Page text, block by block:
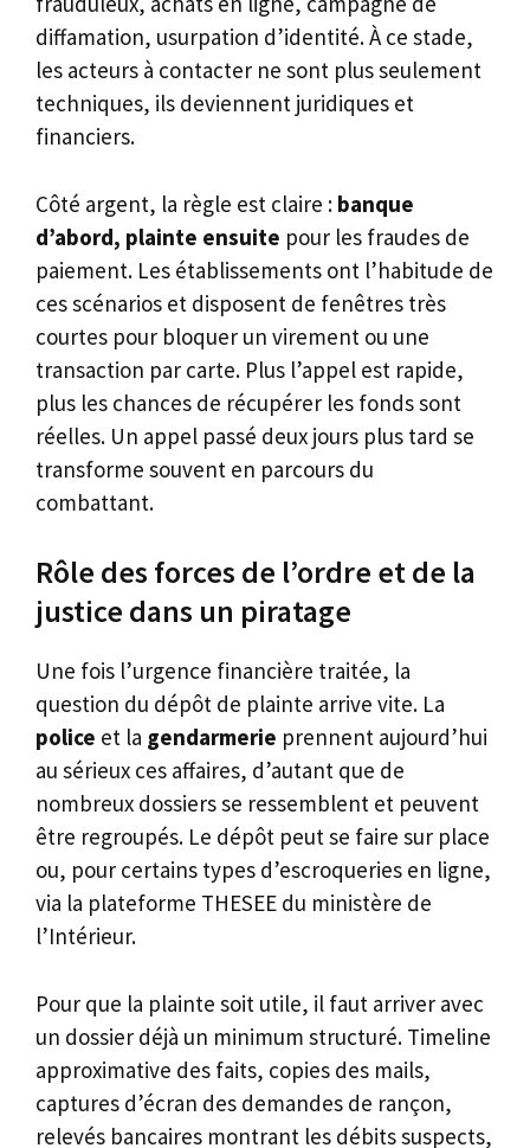
diffamation, usurpation d’identité. À ce stade,
les acteurs à contacter ne sont plus seulement
techniques, ils deviennent juridiques et
financiers.
Côté argent, la règle est claire : banque
d’abord, plainte ensuite pour les fraudes de
paiement. Les établissements ont l’habitude de
ces scénarios et disposent de fenêtres très
courtes pour bloquer un virement ou une
transaction par carte. Plus l’appel est rapide,
plus les chances de récupérer les fonds sont
réelles. Un appel passé deux jours plus tard se
transforme souvent en parcours du
combattant.
Rôle des forces de l’ordre et de la
justice dans un piratage
Une fois l’urgence financière traitée, la
question du dépôt de plainte arrive vite. La
police et la gendarmerie prennent aujourd’hui
au sérieux ces affaires, d’autant que de
nombreux dossiers se ressemblent et peuvent
être regroupés. Le dépôt peut se faire sur place
ou, pour certains types d’escroqueries en ligne,
via la plateforme THESEE du ministère de
l’Intérieur.
Pour que la plainte soit utile, il faut arriver avec
un dossier déjà un minimum structuré. Timeline
approximative des faits, copies des mails,
captures d’écran des demandes de rançon,
relevés bancaires montrant les débits suspects,